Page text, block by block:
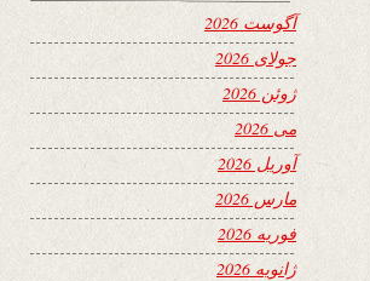
آگوست 2026
جولای 2026
ژوئن 2026
می 2026
آوریل 2026
مارس 2026
فوریه 2026
ژانویه 2026